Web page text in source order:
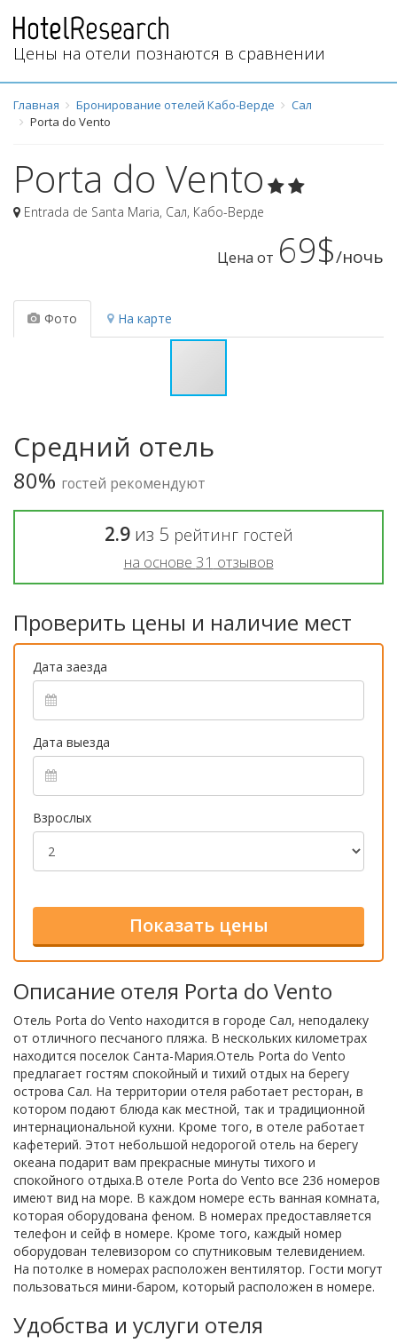
Цены на отели познаются в сравнении
Главная Бронирование отелей Кабо-Верде
Сал
Porta do Vento
Porta do Vento
Entrada de Santa Maria, Сал, Кабо-Верде
Цена от 69$/ночь
Фото На карте
Средний отель
80% гостей рекомендуют
2.9из 5 рейтинг гостей
на основе 31 отзывов
Проверить цены и наличие мест
Дата заезда
Дата выезда
Взрослых
Описание отеля Porta do Vento
Отель Porta do Vento находится в городе Сал, неподалеку
от отличного песчаного пляжа. В нескольких километрах
находится поселок Санта-Мария.Отель Porta do Vento
предлагает гостям спокойный и тихий отдых на берегу
острова Сал. На территории отеля работает ресторан, в
котором подают блюда как местной, так и традиционной
интернациональной кухни. Кроме того, в отеле работает
кафетерий. Этот небольшой недорогой отель на берегу
океана подарит вам прекрасные минуты тихого и
спокойного отдыха.В отеле Porta do Vento все 236 номеров
имеют вид на море. В каждом номере есть ванная комната,
которая оборудована феном. В номерах предоставляется
телефон и сейф в номере. Кроме того, каждый номер
оборудован телевизором со спутниковым телевидением.
На потолке в номерах расположен вентилятор. Гости могут
пользоваться мини-баром, который расположен в номере.
Удобства и услуги отеля